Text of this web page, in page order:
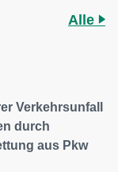
Alle
Verkehrsunfall
durch
aus Pkw